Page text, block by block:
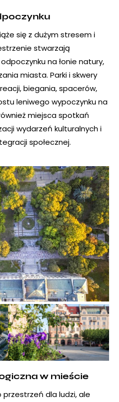
się z dużym stresem i
stwarzają
na łonie natury,
miasta. Parki i skwery
biegania, spacerów,
leniwego wypoczynku na
miejsca spotkań
wydarzeń kulturalnych i
społecznej.
w mieście
dla ludzi, ale